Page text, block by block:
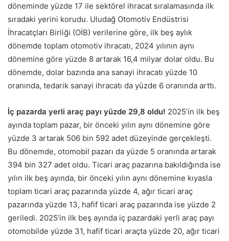
döneminde yüzde 17 ile sektörel ihracat sıralamasında ilk
sıradaki yerini korudu. Uludağ Otomotiv Endüstrisi
İhracatçları Birliği (OİB) verilerine göre, ilk beş aylık
dönemde toplam otomotiv ihracatı, 2024 yılının aynı
dönemine göre yüzde 8 artarak 16,4 milyar dolar oldu. Bu
dönemde, dolar bazında ana sanayi ihracatı yüzde 10
oranında, tedarik sanayi ihracatı da yüzde 6 oranında arttı.
İç pazarda yerli araç payı yüzde 29,8 oldu! 2025’in ilk beş
ayında toplam pazar, bir önceki yılın aynı dönemine göre
yüzde 3 artarak 506 bin 592 adet düzeyinde gerçekleşti.
Bu dönemde, otomobil pazarı da yüzde 5 oranında artarak
394 bin 327 adet oldu. Ticari araç pazarına bakıldığında ise
yılın ilk beş ayında, bir önceki yılın aynı dönemine kıyasla
toplam ticari araç pazarında yüzde 4, ağır ticari araç
pazarında yüzde 13, hafif ticari araç pazarında ise yüzde 2
geriledi. 2025’in ilk beş ayında iç pazardaki yerli araç payı
otomobilde yüzde 31, hafif ticari araçta yüzde 20, ağır ticari